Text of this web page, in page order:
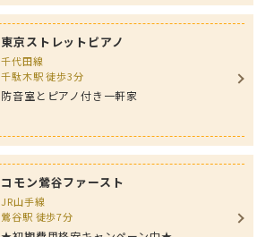
東京ストレットピアノ
千代田線
千駄木駅 徒歩3分
防音室とピアノ付き一軒家
コモン鶯谷ファースト
JR山手線
鶯谷駅 徒歩7分